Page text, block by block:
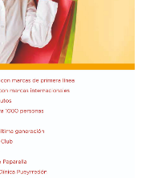
desarrollará “El
respuestas y
Se trata de un
en el que al
propia creación
(incluye
de los 6 años.